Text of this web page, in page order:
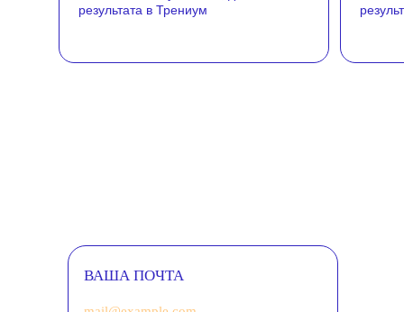
результата в Трениум
ВАША ПОЧТА